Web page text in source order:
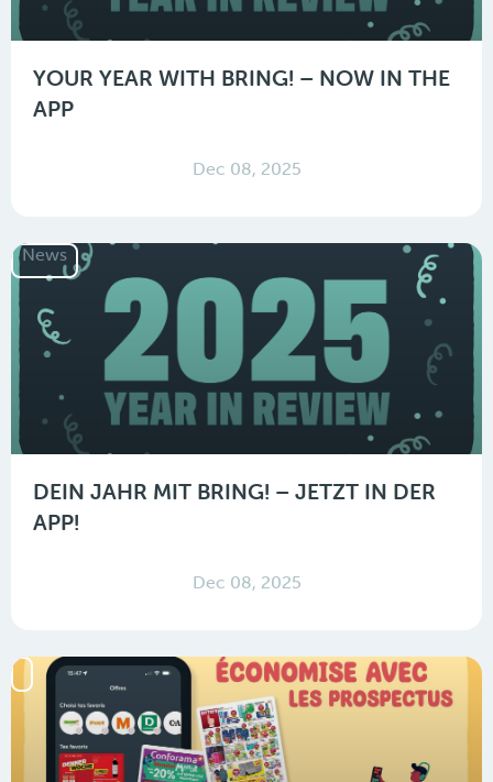
YOUR YEAR WITH BRING! – NOW IN THE
APP
Dec 08, 2025
News
DEIN JAHR MIT BRING! – JETZT IN DER
APP!
Dec 08, 2025